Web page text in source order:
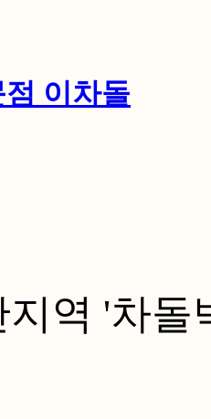
역 '차돌